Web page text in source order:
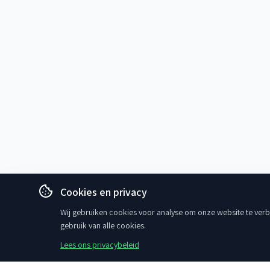
Cookies en privacy
Wij gebruiken cookies voor analyse om onze website te
gebruik van alle cookies.
Lees ons privacybeleid